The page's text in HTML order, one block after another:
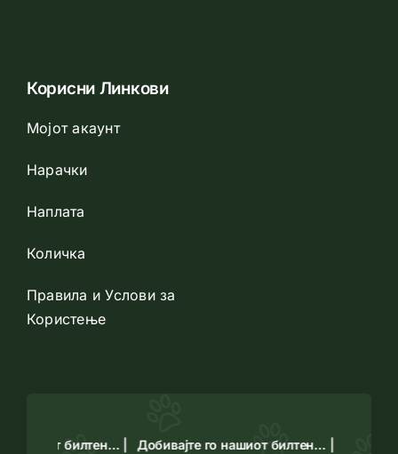
Корисни Линкови
Мојот акаунт
Нарачки
Наплата
Количка
Правила и Услови за
Користење
нашиот билтен… | Добивајте го нашиот билтен… |